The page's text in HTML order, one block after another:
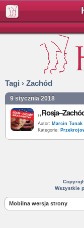
Tagi › Zachód
9 stycznia 2018
Autor: Marcin Tunak
Kategorie:
Wszystkie
Mobilna wersja strony